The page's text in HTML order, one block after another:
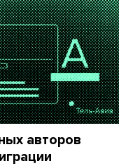
авторов